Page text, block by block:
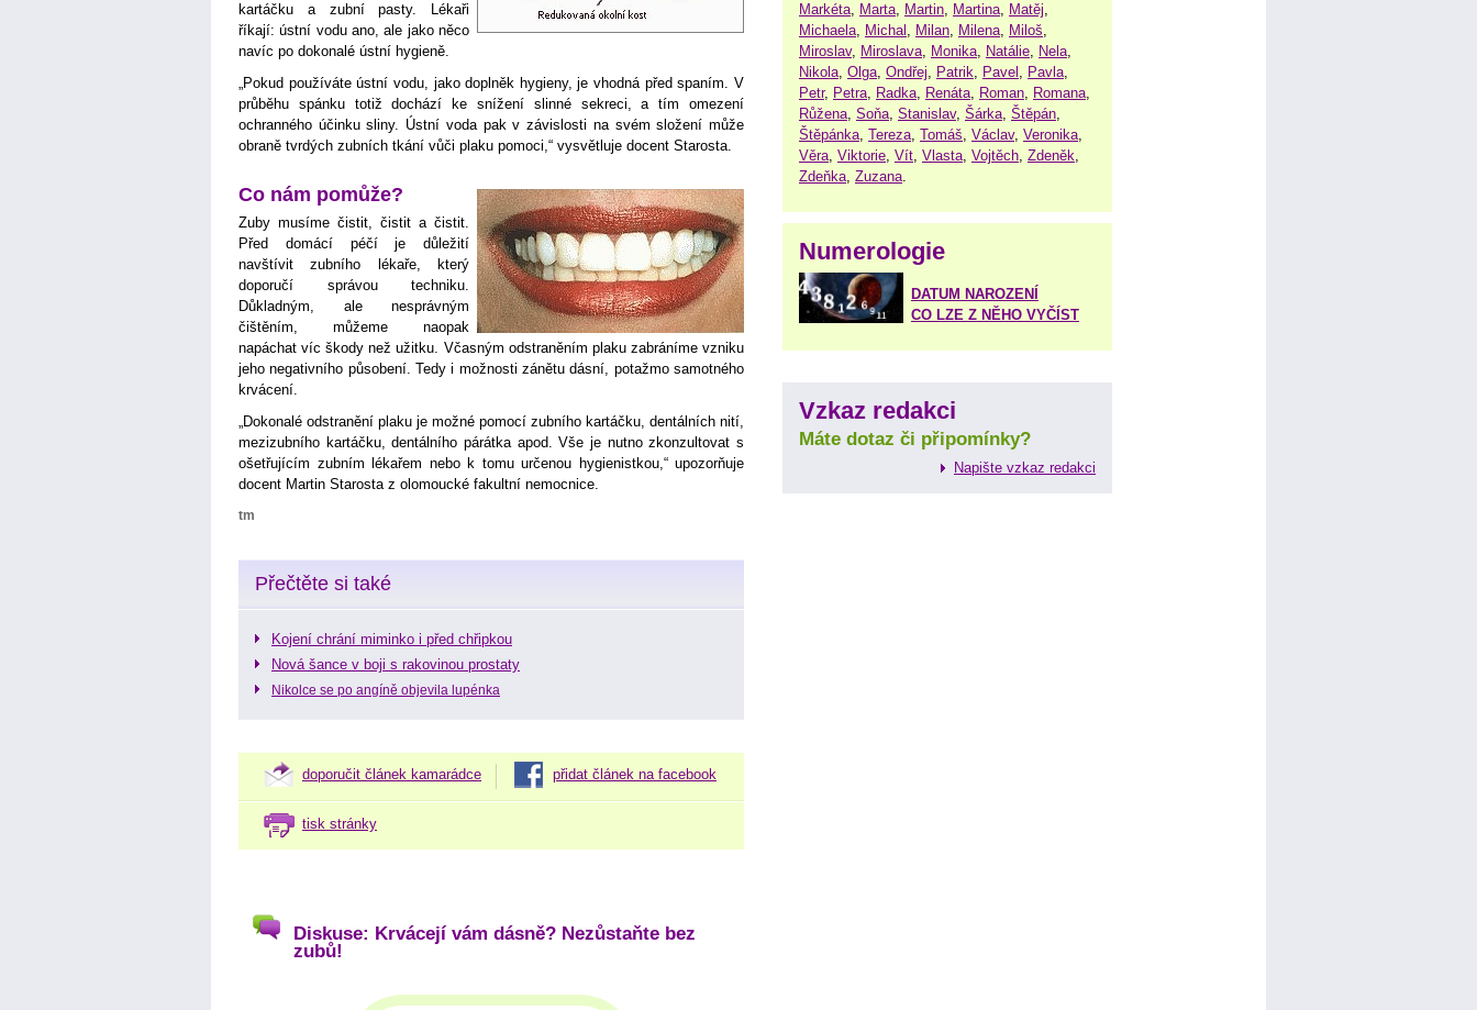
kartáčku a zubní pasty. Lékaři
říkají: ústní vodu ano, ale jako něco
navíc po dokonalé ústní hygieně.
„Pokud používáte ústní vodu, jako doplněk hygieny, je vhodná před spaním. V
průběhu spánku totiž dochází ke snížení slinné sekreci, a tím omezení
ochranného účinku sliny. Ústní voda pak v závislosti na svém složení může
obraně tvrdých zubních tkání vůči plaku pomoci,“ vysvětluje docent Starosta.
Co nám pomůže?
Zuby musíme čistit, čistit a čistit.
Před domácí péčí je důležití
navštívit zubního lékaře, který
doporučí správou techniku.
Důkladným, ale nesprávným
čištěním, můžeme naopak
napáchat víc škody než užitku. Včasným odstraněním plaku zabráníme vzniku
jeho negativního působení. Tedy i možnosti zánětu dásní, potažmo samotného
krvácení.
„Dokonalé odstranění plaku je možné pomocí zubního kartáčku, dentálních nití,
mezizubního kartáčku, dentálního párátka apod. Vše je nutno zkonzultovat s
ošetřujícím zubním lékařem nebo k tomu určenou hygienistkou,“ upozorňuje
docent Martin Starosta z olomoucké fakultní nemocnice.
tm
Přečtěte si také
Kojení chrání miminko i před chřipkou
Nová šance v boji s rakovinou prostaty
Nikolce se po angíně objevila lupénka
doporučit článek kamarádce přidat článek na facebook
tisk stránky
Diskuse: Krvácejí vám dásně? Nezůstaňte bez
zubů!
Markéta, Marta, Martin, Martina, Matěj,
Michaela, Michal , Milan, Milena, Miloš,
Miroslav, Miroslava, Monika, Natálie, Nela,
Nikola, Olga, Ondřej, Patrik, Pavel , Pavla,
Petr, Petra, Radka, Renáta, Roman, Romana,
Růžena, Soňa, Stanislav, Šárka, Štěpán,
Štěpánka, Tereza, Tomáš, Václav, Veronika,
Věra, Viktorie, Vít, Vlasta, Vojtěch, Zdeněk,
Zdeňka, Zuzana.
Numerologie
DATUM NAROZENÍ
CO LZE Z NĚHO VYČÍST
Vzkaz redakci
Máte dotaz či připomínky?
Napište vzkaz redakci